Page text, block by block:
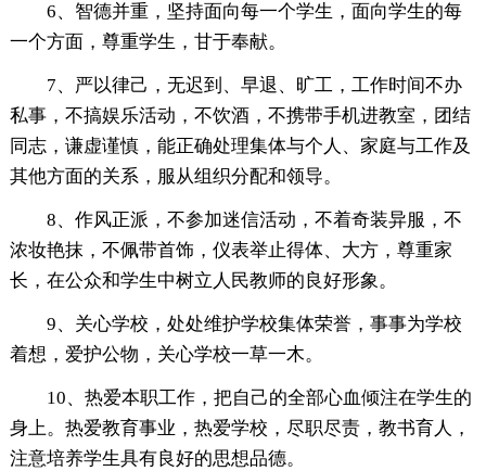
6、智德并重，坚持面向每一个学生，面向学生的每
一个方面，尊重学生，甘于奉献。
7、严以律己，无迟到、早退、旷工，工作时间不办
私事，不搞娱乐活动，不饮酒，不携带手机进教室，团结
同志，谦虚谨慎，能正确处理集体与个人、家庭与工作及
其他方面的关系，服从组织分配和领导。
8、作风正派，不参加迷信活动，不着奇装异服，不
浓妆艳抹，不佩带首饰，仪表举止得体、大方，尊重家
长，在公众和学生中树立人民教师的良好形象。
9、关心学校，处处维护学校集体荣誉，事事为学校
着想，爱护公物，关心学校一草一木。
10、热爱本职工作，把自己的全部心血倾注在学生的
身上。热爱教育事业，热爱学校，尽职尽责，教书育人，
注意培养学生具有良好的思想品德。